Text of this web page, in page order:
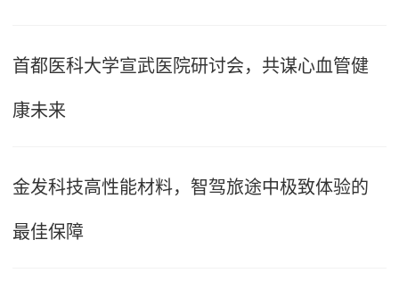
首都医科大学宣武医院研讨会，共谋心血管健
康未来
金发科技高性能材料，智驾旅途中极致体验的
最佳保障